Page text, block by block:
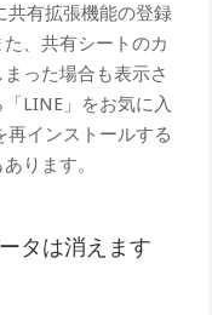
共有拡張機能の登録
、共有シートのカ
った場合も表示さ
LINE」をお気に入
再インストールする
ります。
タは消えます